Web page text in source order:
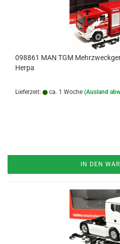
098861 MAN TGM
Herpa
Lieferzeit: ca. 1 Woche (Ausland
IN DEN